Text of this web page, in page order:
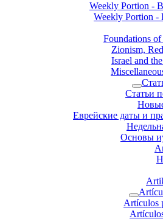
Weekly Portion -
Weekly Portion -
Foundations of
Zionism,
Israel and
Статьи
Еврейские даты и
Основы
Artículos